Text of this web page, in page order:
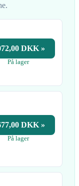
DKK »
På lager
DKK »
På lager